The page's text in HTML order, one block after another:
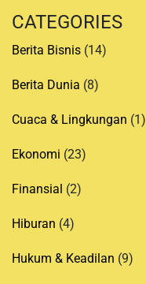
CATEGORIES
Berita Bisnis (14)
Berita Dunia (8)
Cuaca & Lingkungan (1)
Ekonomi (23)
Finansial (2)
Hiburan (4)
Hukum & Keadilan (9)